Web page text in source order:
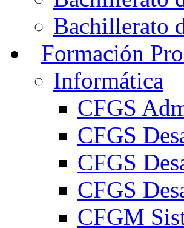
Bachillerato
Formación
Informática
CFGS
CFGS
CFGS
CFGS
CFGM